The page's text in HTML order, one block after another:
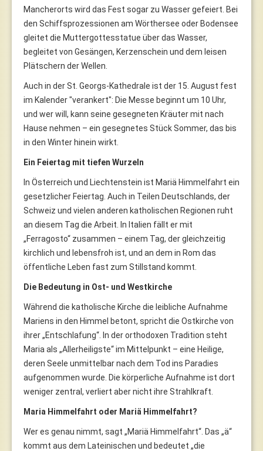
Mancherorts wird das Fest sogar zu Wasser gefeiert. Bei
den Schiffsprozessionen am Wörthersee oder Bodensee
gleitet die Muttergottesstatue über das Wasser,
begleitet von Gesängen, Kerzenschein und dem leisen
Plätschern der Wellen.
Auch in der St. Georgs-Kathedrale ist der 15. August fest
im Kalender "verankert": Die Messe beginnt um 10 Uhr,
und wer will, kann seine gesegneten Kräuter mit nach
Hause nehmen – ein gesegnetes Stück Sommer, das bis
in den Winter hinein wirkt.
Ein Feiertag mit tiefen Wurzeln
In Österreich und Liechtenstein ist Mariä Himmelfahrt ein
gesetzlicher Feiertag. Auch in Teilen Deutschlands, der
Schweiz und vielen anderen katholischen Regionen ruht
an diesem Tag die Arbeit. In Italien fällt er mit
„Ferragosto“ zusammen – einem Tag, der gleichzeitig
kirchlich und lebensfroh ist, und an dem in Rom das
öffentliche Leben fast zum Stillstand kommt.
Die Bedeutung in Ost- und Westkirche
Während die katholische Kirche die leibliche Aufnahme
Mariens in den Himmel betont, spricht die Ostkirche von
ihrer „Entschlafung“. In der orthodoxen Tradition steht
Maria als „Allerheiligste“ im Mittelpunkt – eine Heilige,
deren Seele unmittelbar nach dem Tod ins Paradies
aufgenommen wurde. Die körperliche Aufnahme ist dort
weniger zentral, verliert aber nicht ihre Strahlkraft.
Maria Himmelfahrt oder Mariä Himmelfahrt?
Wer es genau nimmt, sagt „Mariä Himmelfahrt“. Das „ä“
kommt aus dem Lateinischen und bedeutet „die